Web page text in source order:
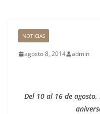
NOTICIAS
agosto 8, 2014 admin
Del 10 al 16 de